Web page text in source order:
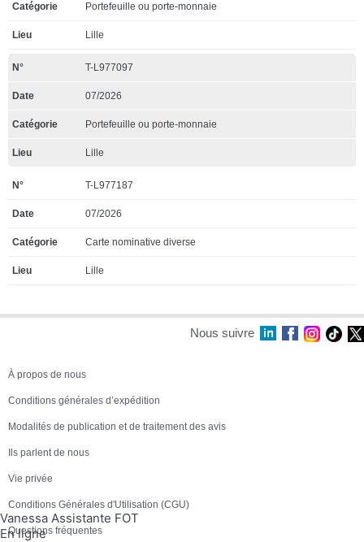
Portefeuille ou porte-monnaie
Lille
T-L977097
07/2026
Portefeuille ou porte-monnaie
Lille
T-L977187
07/2026
Carte nominative diverse
Lille
Nous suivre
À propos de nous
Conditions générales d’expédition
Modalités de publication et de traitement des avis
Ils parlent de nous
Vie privée
Conditions Générales d'Utilisation (CGU)
Questions fréquentes
Vanessa Assistante FOT
En ligne